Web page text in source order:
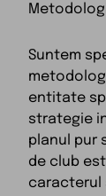
Suntem
entitate
strategie
planul pur
de club
caracterul